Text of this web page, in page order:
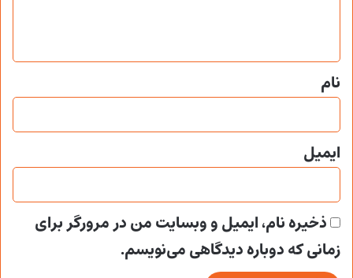
*
نام
ایمیل
ذخیره نام، ایمیل و وبسایت من در مرورگر برای
زمانی که دوباره دیدگاهی می‌نویسم.